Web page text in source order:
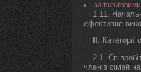
за
1.11.
ефективне
II.
2.1.
членів сімей